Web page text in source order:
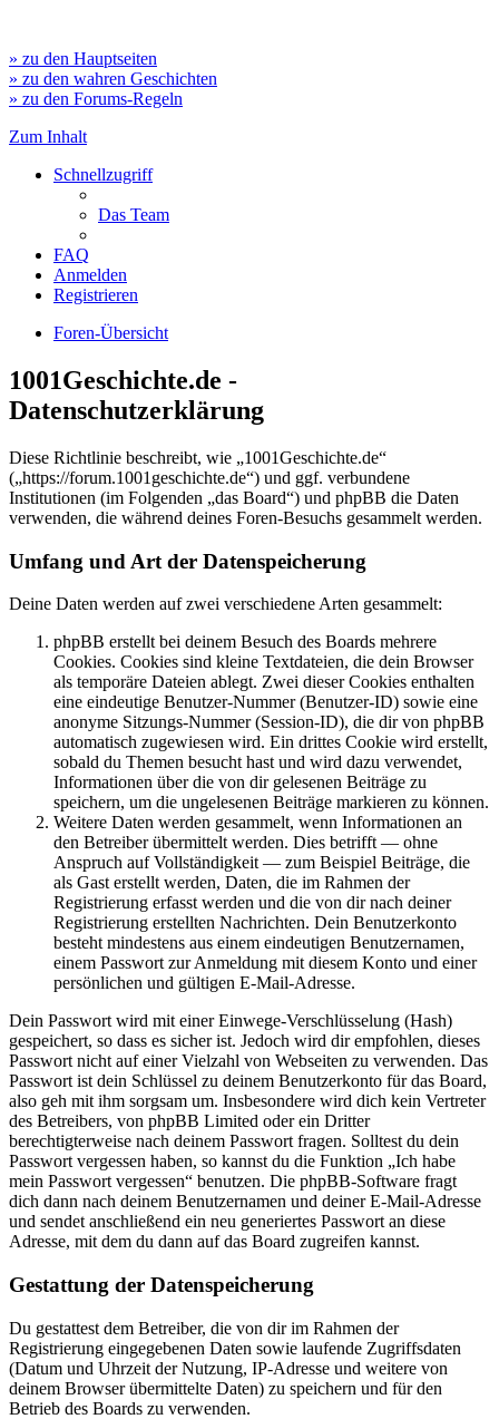
» zu den Hauptseiten
» zu den wahren Geschichten
» zu den Forums-Regeln
Zum Inhalt
Schnellzugriff
Das Team
FAQ
Anmelden
Registrieren
Foren-Übersicht
1001Geschichte.de -
Datenschutzerklärung
Diese Richtlinie beschreibt, wie „1001Geschichte.de“
(„https://forum.1001geschichte.de“) und ggf. verbundene
Institutionen (im Folgenden „das Board“) und phpBB die Daten
verwenden, die während deines Foren-Besuchs gesammelt werden.
Umfang und Art der Datenspeicherung
Deine Daten werden auf zwei verschiedene Arten gesammelt:
phpBB erstellt bei deinem Besuch des Boards mehrere
Cookies. Cookies sind kleine Textdateien, die dein Browser
als temporäre Dateien ablegt. Zwei dieser Cookies enthalten
eine eindeutige Benutzer-Nummer (Benutzer-ID) sowie eine
anonyme Sitzungs-Nummer (Session-ID), die dir von phpBB
automatisch zugewiesen wird. Ein drittes Cookie wird erstellt,
sobald du Themen besucht hast und wird dazu verwendet,
Informationen über die von dir gelesenen Beiträge zu
speichern, um die ungelesenen Beiträge markieren zu können.
Weitere Daten werden gesammelt, wenn Informationen an
den Betreiber übermittelt werden. Dies betrifft — ohne
Anspruch auf Vollständigkeit — zum Beispiel Beiträge, die
als Gast erstellt werden, Daten, die im Rahmen der
Registrierung erfasst werden und die von dir nach deiner
Registrierung erstellten Nachrichten. Dein Benutzerkonto
besteht mindestens aus einem eindeutigen Benutzernamen,
einem Passwort zur Anmeldung mit diesem Konto und einer
persönlichen und gültigen E-Mail-Adresse.
Dein Passwort wird mit einer Einwege-Verschlüsselung (Hash)
gespeichert, so dass es sicher ist. Jedoch wird dir empfohlen, dieses
Passwort nicht auf einer Vielzahl von Webseiten zu verwenden. Das
Passwort ist dein Schlüssel zu deinem Benutzerkonto für das Board,
also geh mit ihm sorgsam um. Insbesondere wird dich kein Vertreter
des Betreibers, von phpBB Limited oder ein Dritter
berechtigterweise nach deinem Passwort fragen. Solltest du dein
Passwort vergessen haben, so kannst du die Funktion „Ich habe
mein Passwort vergessen“ benutzen. Die phpBB-Software fragt
dich dann nach deinem Benutzernamen und deiner E-Mail-Adresse
und sendet anschließend ein neu generiertes Passwort an diese
Adresse, mit dem du dann auf das Board zugreifen kannst.
Gestattung der Datenspeicherung
Du gestattest dem Betreiber, die von dir im Rahmen der
Registrierung eingegebenen Daten sowie laufende Zugriffsdaten
(Datum und Uhrzeit der Nutzung, IP-Adresse und weitere von
deinem Browser übermittelte Daten) zu speichern und für den
Betrieb des Boards zu verwenden.